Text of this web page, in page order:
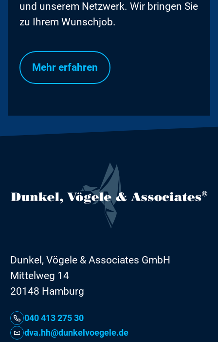
und unserem Netzwerk. Wir bringen Sie
zu Ihrem Wunschjob.
Mehr erfahren
Dunkel, Vögele & Associates GmbH
Mittelweg 14
20148 Hamburg
040 413 275 30
dva.hh@dunkelvoegele.de